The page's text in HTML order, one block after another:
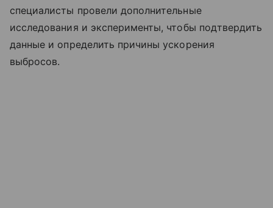
специалисты провели дополнительные
исследования и эксперименты, чтобы подтвердить
данные и определить причины ускорения
выбросов.